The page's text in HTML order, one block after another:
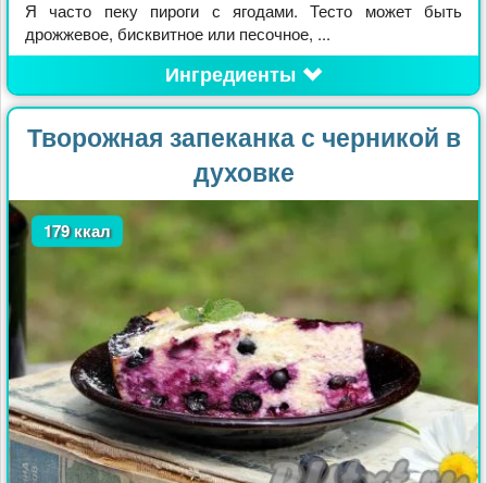
Я часто пеку пироги с ягодами. Тесто может быть
дрожжевое, бисквитное или песочное, ...
Ингредиенты
Творожная запеканка с черникой в
духовке
179 ккал